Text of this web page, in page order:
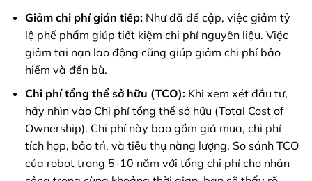
Giảm chi phí gián tiếp:Như đã đề cập, việc giảm tỷ
lệ phế phẩm giúp tiết kiệm chi phí nguyên liệu. Việc
giảm tai nạn lao động cũng giúp giảm chi phí bảo
hiểm và đền bù.
Chi phí tổng thể sở hữu (TCO):Khi xem xét đầu tư,
hãy nhìn vào Chi phí tổng thể sở hữu (Total Cost of
Ownership). Chi phí này bao gồm giá mua, chi phí
tích hợp, bảo trì, và tiêu thụ năng lượng. So sánh TCO
của robot trong 5-10 năm với tổng chi phí cho nhân